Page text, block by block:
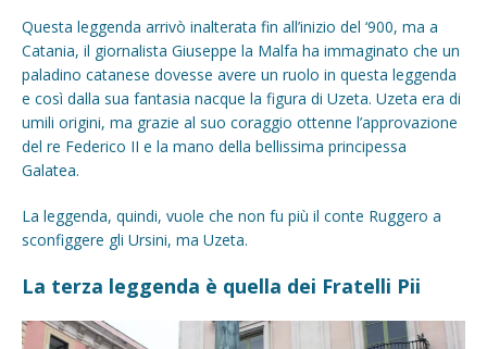
Questa leggenda arrivò inalterata fin all’inizio del ‘900, ma a
Catania, il giornalista Giuseppe la Malfa ha immaginato che un
paladino catanese dovesse avere un ruolo in questa leggenda
e così dalla sua fantasia nacque la figura di Uzeta. Uzeta era di
umili origini, ma grazie al suo coraggio ottenne l’approvazione
del re Federico II e la mano della bellissima principessa
Galatea.
La leggenda, quindi, vuole che non fu più il conte Ruggero a
sconfiggere gli Ursini, ma Uzeta.
La terza leggenda è quella dei Fratelli Pii